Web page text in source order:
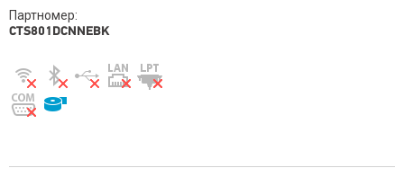
Партномер:
CTS801DCNNEBK